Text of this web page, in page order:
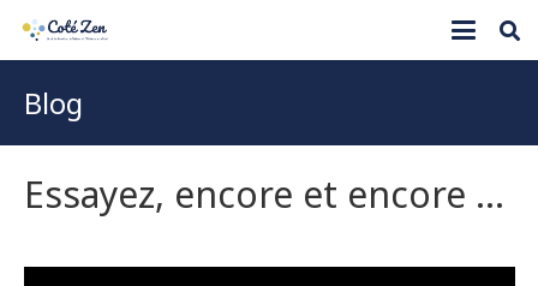
Blog
Essayez, encore et encore …